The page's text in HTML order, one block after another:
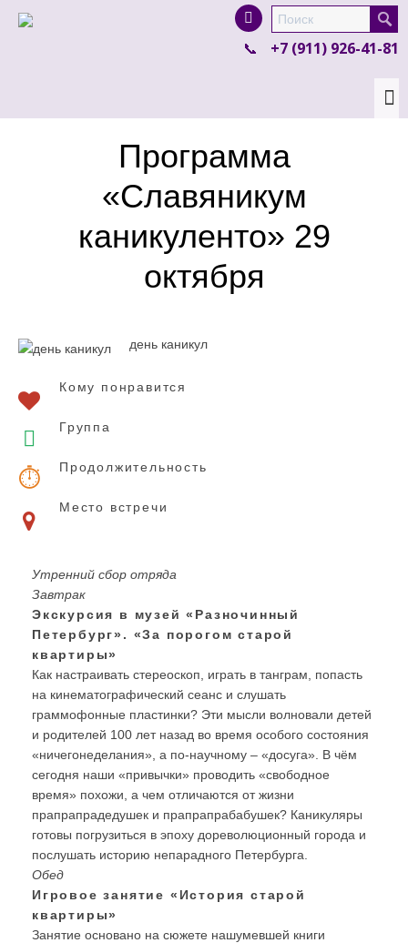
product in a size size .
colour items.
+7 (911) 926-41-81
Программа
«Славяникум
каникуленто» 29
октября
день каникул
Кому понравится
Группа
Продолжительность
Место встречи
Утренний сбор отряда
Завтрак
Экскурсия в музей «Разночинный
Петербург». «За порогом старой
квартиры»
Как настраивать стереоскоп, играть в танграм, попасть
на кинематографический сеанс и слушать
граммофонные пластинки? Эти мысли волновали детей
и родителей 100 лет назад во время особого состояния
«ничегонеделания», а по-научному – «досуга». В чём
сегодня наши «привычки» проводить «свободное
время» похожи, а чем отличаются от жизни
прапрапрадедушек и прапрапрабабушек? Каникуляры
готовы погрузиться в эпоху дореволюционный города и
послушать историю непарадного Петербурга.
Обед
Игровое занятие «История старой
квартиры»
Занятие основано на сюжете нашумевшей книги